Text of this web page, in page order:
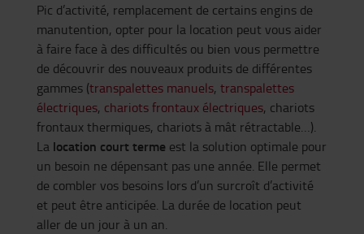
Pic d’activité, remplacement de certains engins de
manutention, opter pour la location peut vous aider
à faire face à des difficultés ou bien vous permettre
de découvrir des nouveaux produits de différentes
gammes (transpalettes manuels, transpalettes
électriques, chariots frontaux électriques, chariots
frontaux thermiques, chariots à mât rétractable…).
La location court terme est la solution optimale pour
un besoin ne dépensant pas une année. Elle permet
de combler vos besoins lors d’un surcroît d’activité
et peut être anticipée. La durée de location peut
aller de un jour à un an.